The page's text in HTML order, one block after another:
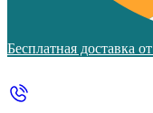
Бесплатная доставка